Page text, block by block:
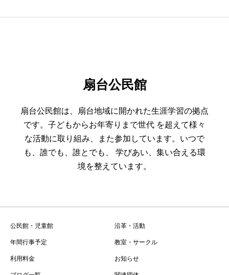
扇台公民館
扇台公民館は、扇台地域に開かれた生涯学習の拠点
です。子どもからお年寄りまで世代 を超えて様々
な活動に取り組み、また参加しています。いつで
も、誰でも、誰とでも、 学びあい、集い合える環
境を整えています。
公民館・児童館 沿革・活動
年間行事予定 教室・サークル
利用料金 お知らせ